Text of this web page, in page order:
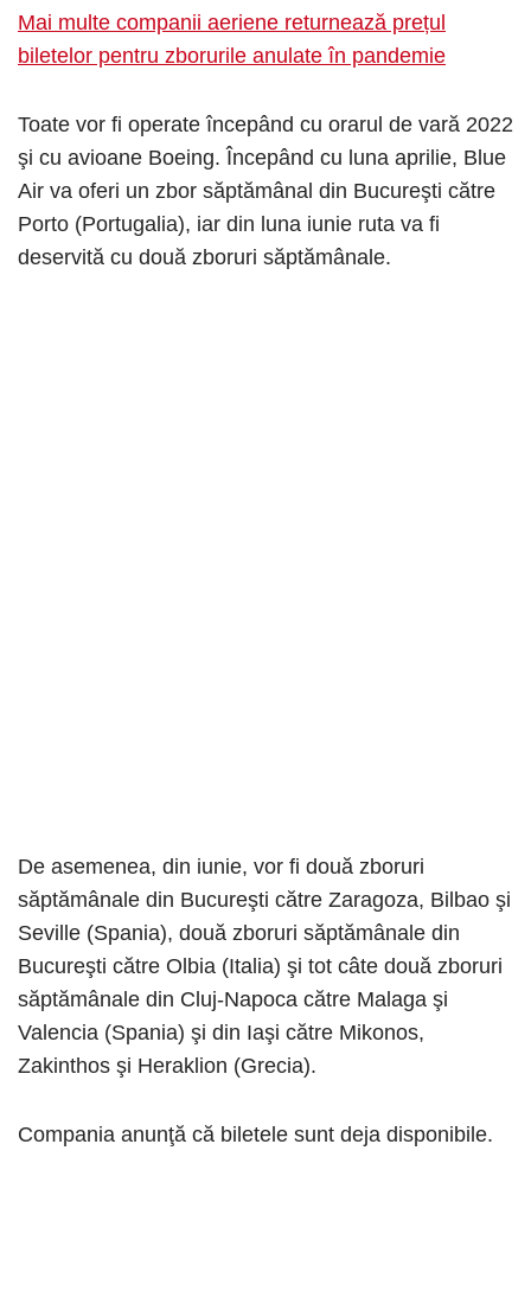
Mai multe companii aeriene returnează prețul
biletelor pentru zborurile anulate în pandemie
Toate vor fi operate începând cu orarul de vară 2022
şi cu avioane Boeing. Începând cu luna aprilie, Blue
Air va oferi un zbor săptămânal din Bucureşti către
Porto (Portugalia), iar din luna iunie ruta va fi
deservită cu două zboruri săptămânale.
De asemenea, din iunie, vor fi două zboruri
săptămânale din Bucureşti către Zaragoza, Bilbao şi
Seville (Spania), două zboruri săptămânale din
Bucureşti către Olbia (Italia) şi tot câte două zboruri
săptămânale din Cluj-Napoca către Malaga şi
Valencia (Spania) şi din Iaşi către Mikonos,
Zakinthos şi Heraklion (Grecia).
Compania anunţă că biletele sunt deja disponibile.